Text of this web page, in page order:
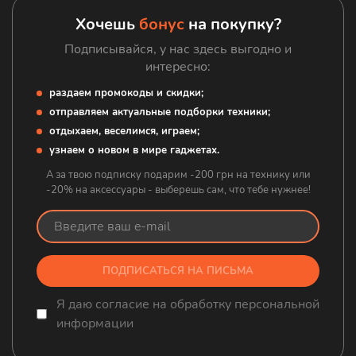
АксессуарыХочешь бонусна покупку?
Подписывайся, у нас здесь выгодно и
интересно:
раздаем промокоды и скидки;
отправляем актуальные подборки техники;
отдыхаем, веселимся, играем;
узнаем о новом в мире гаджетах.
А за твою подписку подарим -200 грн на технику или
-20% на аксессуары - выберешь сам, что тебе нужнее!
ПОДПИСАТЬСЯ НА ПИСЬМА
Я даю согласие на обработку персональной
информации